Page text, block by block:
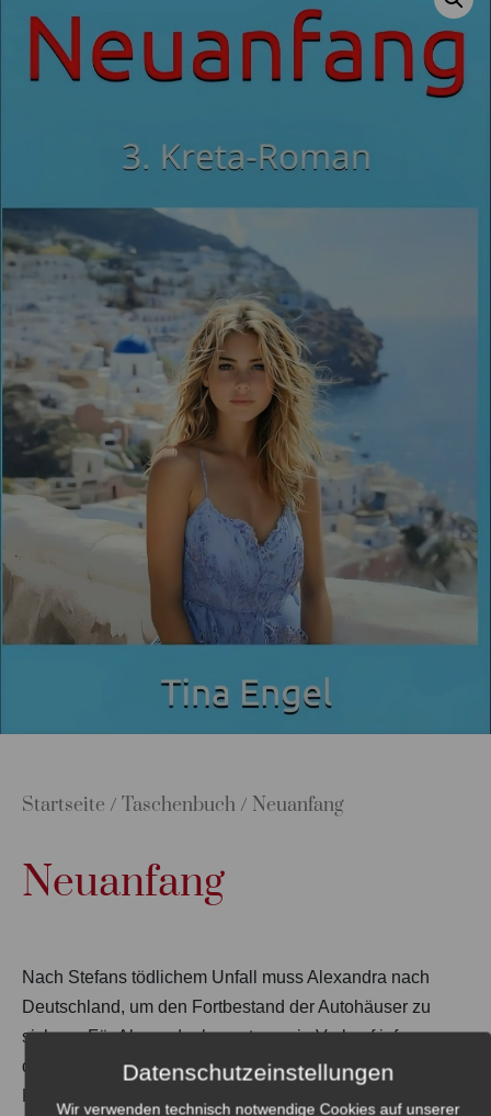
Startseite / Taschenbuch / Neuanfang
Neuanfang
Nach Stefans tödlichem Unfall muss Alexandra nach
Deutschland, um den Fortbestand der Autohäuser zu
sichern. Für Alexandra kommt nur ein Verkauf infrage,
denn sie selbst hat für ihre Zukunft andere Visionen.
Datenschutzeinstellungen
Wir verwenden technisch notwendige Cookies auf unserer